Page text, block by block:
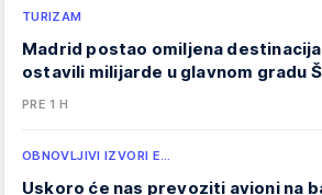
TURIZAM
Madrid postao omiljena
ostavili milijarde u glavnom gradu
PRE 1 H
OBNOVLJIVI IZVORI E…
Uskoro će nas prevoziti avioni na